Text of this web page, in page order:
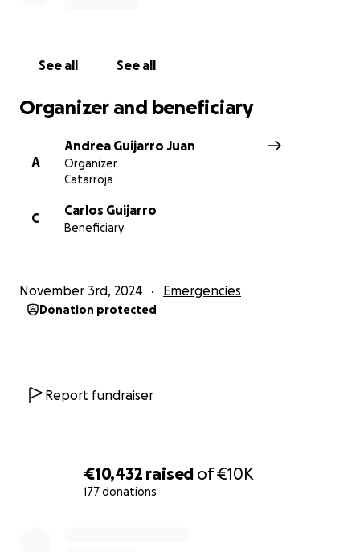
€10,432 raised of€10K
177 donations
See all See all
Organizer and beneficiary
A
Andrea Guijarro Juan
Organizer
Catarroja
C
Carlos Guijarro
Beneficiary
November 3rd, 2024 Emergencies
Donation protected
Report fundraiser